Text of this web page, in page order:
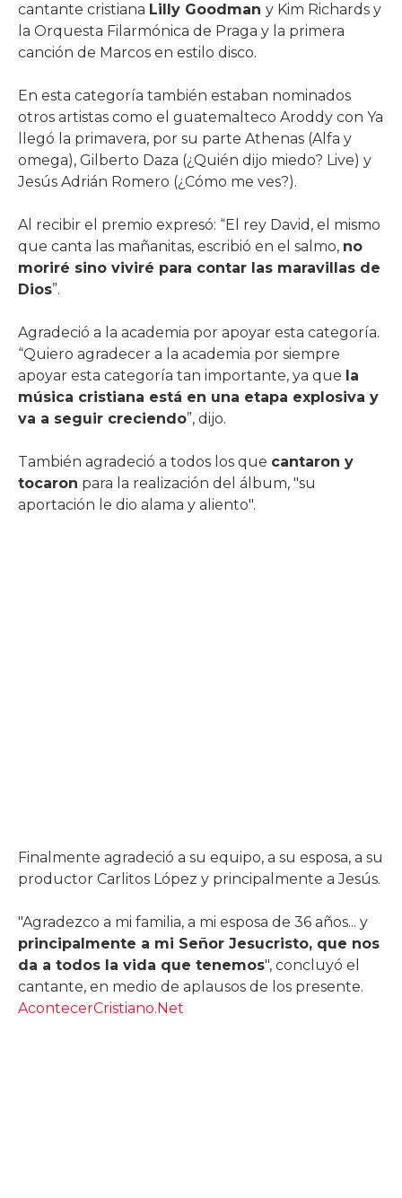
cantante cristiana Lilly Goodman y Kim Richards y
la Orquesta Filarmónica de Praga y la primera
canción de Marcos en estilo disco.
En esta categoría también estaban nominados
otros artistas como el guatemalteco Aroddy con Ya
llegó la primavera, por su parte Athenas (Alfa y
omega), Gilberto Daza (¿Quién dijo miedo? Live) y
Jesús Adrián Romero (¿Cómo me ves?).
Al recibir el premio expresó: “El rey David, el mismo
que canta las mañanitas, escribió en el salmo, no
moriré sino viviré para contar las maravillas de
Dios”.
Agradeció a la academia por apoyar esta categoría.
“Quiero agradecer a la academia por siempre
apoyar esta categoría tan importante, ya que la
música cristiana está en una etapa explosiva y
va a seguir creciendo”, dijo.
También agradeció a todos los que cantaron y
tocaron para la realización del álbum, "su
aportación le dio alama y aliento".
Finalmente agradeció a su equipo, a su esposa, a su
productor Carlitos López y principalmente a Jesús.
"Agradezco a mi familia, a mi esposa de 36 años... y
principalmente a mi Señor Jesucristo, que nos
da a todos la vida que tenemos", concluyó el
cantante, en medio de aplausos de los presente.
AcontecerCristiano.Net